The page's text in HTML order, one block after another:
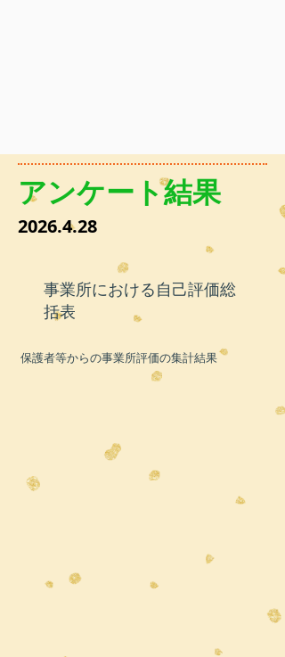
アンケート結果
​2026.4.28
​事業所における自己評価総
括表
​保護者等からの事業所評価の集計結果